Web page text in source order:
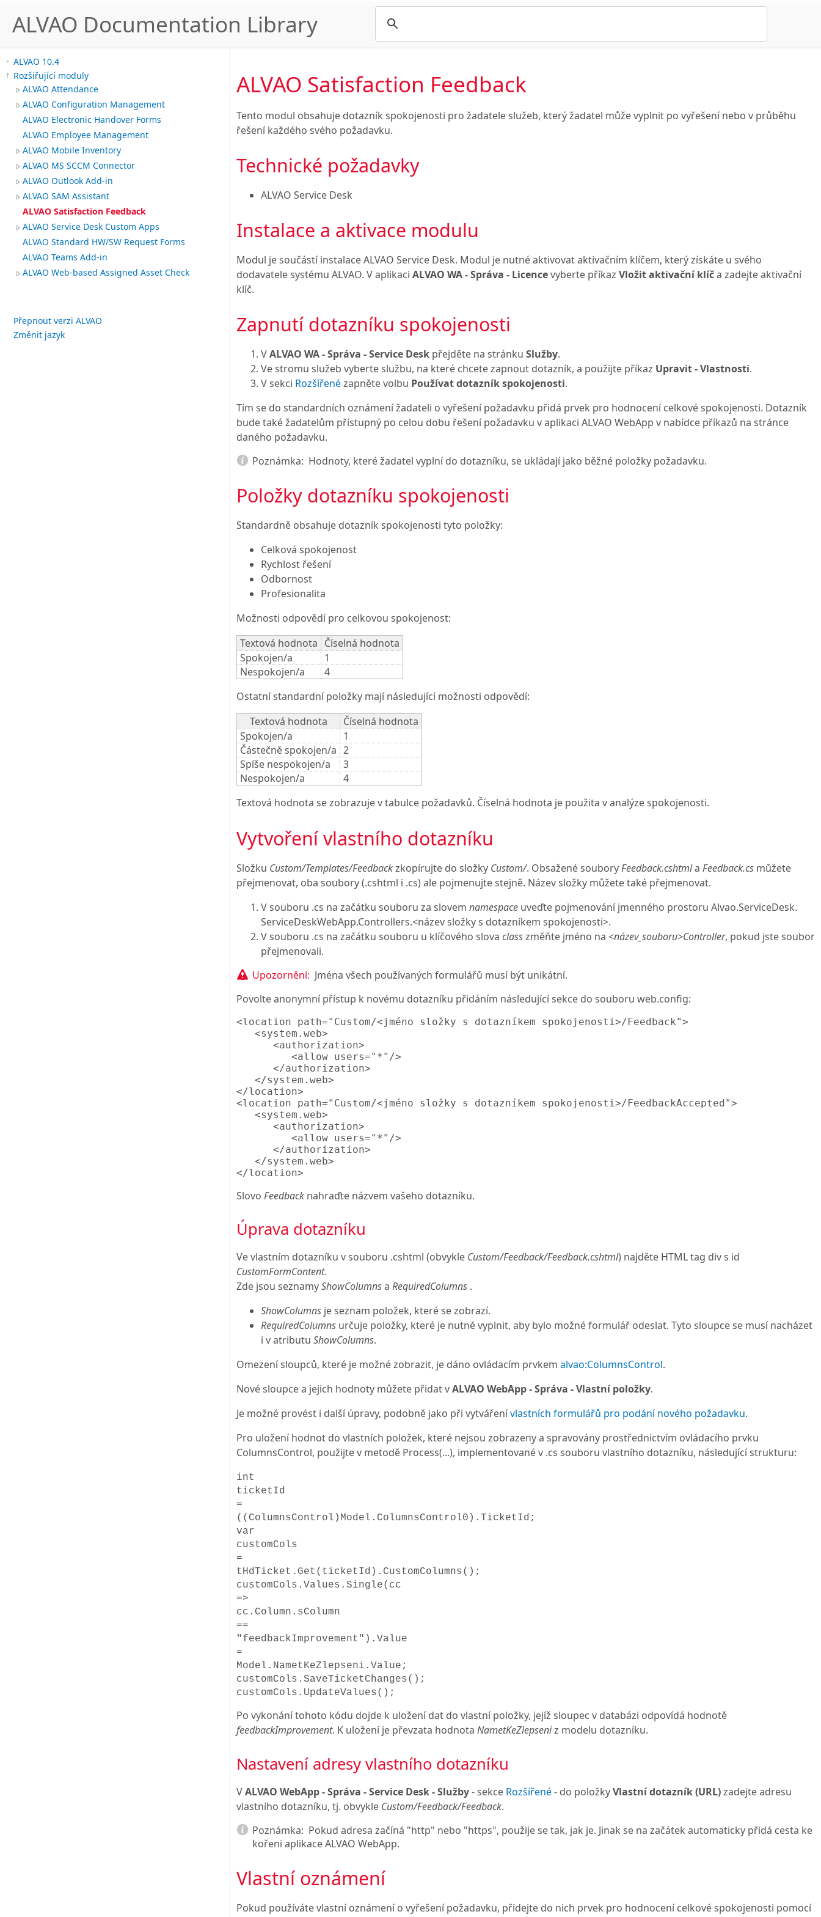
ALVAO Documentation Library
ALVAO 10.4
Rozšiřující moduly
ALVAO Attendance
ALVAO Configuration Management
ALVAO Electronic Handover Forms
ALVAO Employee Management
ALVAO Mobile Inventory
ALVAO MS SCCM Connector
ALVAO Outlook Add-in
ALVAO SAM Assistant
ALVAO Satisfaction Feedback
ALVAO Service Desk Custom Apps
ALVAO Standard HW/SW Request Forms
ALVAO Teams Add-in
ALVAO Web-based Assigned Asset Check
Přepnout verzi ALVAO
Změnit jazyk
ALVAO Satisfaction Feedback
Tento modul obsahuje dotazník spokojenosti pro žadatele služeb, který žadatel může vyplnit po vyřešení nebo v průběhu
řešení každého svého požadavku.
Technické požadavky
ALVAO Service Desk
Instalace a aktivace modulu
Modul je součástí instalace ALVAO Service Desk. Modul je nutné aktivovat aktivačním klíčem, který získáte u svého
dodavatele systému ALVAO. V aplikaci ALVAO WA - Správa - Licencevyberte příkaz Vložit aktivační klíča zadejte aktivační
klíč.
Zapnutí dotazníku spokojenosti
VALVAO WA - Správa - Service Desk přejděte na stránku Služby.
Ve stromu služeb vyberte službu, na které chcete zapnout dotazník, a použijte příkaz Upravit - Vlastnosti.
V sekci Rozšířenézapněte volbu Používat dotazník spokojenosti.
Tím se do standardních oznámení žadateli o vyřešení požadavku přidá prvek pro hodnocení celkové spokojenosti. Dotazník
bude také žadatelům přístupný po celou dobu řešení požadavku v aplikaci ALVAO WebApp v nabídce příkazů na stránce
daného požadavku.
Poznámka: Hodnoty, které žadatel vyplní do dotazníku, se ukládají jako běžné položky požadavku.
Položky dotazníku spokojenosti
Standardně obsahuje dotazník spokojenosti tyto položky:
Celková spokojenost
Rychlost řešení
Odbornost
Profesionalita
Možnosti odpovědí pro celkovou spokojenost:
Textová hodnota Číselná hodnota
Spokojen/a
1
Nespokojen/a
4
Ostatní standardní položky mají následující možnosti odpovědí:
Textová hodnota
Číselná hodnota
Spokojen/a
1
Částečně spokojen/a 2
Spíše nespokojen/a
3
Nespokojen/a
4
Textová hodnota se zobrazuje v tabulce požadavků. Číselná hodnota je použita v analýze spokojenosti.
Vytvoření vlastního dotazníku
Složku Custom/Templates/Feedbackzkopírujte do složky Custom/. Obsažené souboryFeedback.cshtmla Feedback.cs můžete
přejmenovat, oba soubory (.cshtml i .cs) ale pojmenujte stejně. Název složky můžete také přejmenovat.
V souboru .cs na začátku souboru za slovem namespace uveďte pojmenování jmenného prostoru Alvao.ServiceDesk.​
ServiceDeskWebApp.​Controllers.​<název složky s dotazníkem spokojenosti>.
V souboru .cs na začátku souboru u klíčového slova classzměňte jméno na <název_souboru>Controller, pokud jste soubor
přejmenovali.
Upozornění: Jména všech používaných formulářů musí být unikátní.
Povolte anonymní přístup k novému dotazníku přidáním následující sekce do souboru web.config:
<location path="Custom/<jméno složky s dotazníkem spokojenosti>/Feedback">
   <system.web>
      <authorization>
         <allow users="*"/>
      </authorization>
   </system.web>
</location>
<location path="Custom/<jméno složky s dotazníkem spokojenosti>/FeedbackAccepted">
   <system.web>
      <authorization>
         <allow users="*"/>
      </authorization>
   </system.web>
Slovo Feedback nahraďte názvem vašeho dotazníku.
Úprava dotazníku
Ve vlastním dotazníku v souboru .cshtml (obvykle Custom/Feedback/Feedback.cshtml) najděte HTML tag div s id
CustomFormContent.
Zde jsou seznamyShowColumnsa RequiredColumns .
ShowColumns je seznam položek, které se zobrazí.
RequiredColumns určuje položky, které je nutné vyplnit, aby bylo možné formulář odeslat. Tyto sloupce se musí nacházet
i v atributu ShowColumns.
Omezení sloupců, které je možné zobrazit, je dáno ovládacím prvkem alvao:ColumnsControl.
Nové sloupce a jejich hodnoty můžete přidat vALVAO WebApp - Správa - Vlastní položky.
Je možné provést i další úpravy, podobně jako při vytvářenívlastních formulářů pro podání nového požadavku.
Pro uložení hodnot do vlastních položek, které nejsou zobrazeny a spravovány prostřednictvím ovládacího prvku
ColumnsControl, použijte v metodě Process(...), implementované v .cs souboru vlastního dotazníku, následující strukturu:
int
ticketId
=
((ColumnsControl)Model.ColumnsControl0).TicketId;
var
customCols
=
tHdTicket.Get(ticketId).CustomColumns();
customCols.Values.Single(cc
=>
cc.Column.sColumn
==
"feedbackImprovement").Value
=
Model.NametKeZlepseni.Value;
customCols.SaveTicketChanges();
customCols.UpdateValues();
Po vykonání tohoto kódu dojde k uložení dat do vlastní položky, jejíž sloupec v databázi odpovídá hodnotě
feedbackImprovement. K uložení je převzata hodnota NametKeZlepseniz modelu dotazníku.
Nastavení adresy vlastního dotazníku
VALVAO WebApp - Správa - Service Desk - Služby- sekce Rozšířené- do položkyVlastní dotazník (URL)zadejte adresu
vlastního dotazníku, tj. obvykle Custom/Feedback/Feedback.
Poznámka: Pokud adresa začíná "http" nebo "https", použije se tak, jak je. Jinak se na začátek automaticky přidá cesta ke
kořeni aplikace ALVAO WebApp.
Vlastní oznámení
Pokud používáte vlastní oznámení o vyřešení požadavku, přidejte do nich prvek pro hodnocení celkové spokojenosti pomocí